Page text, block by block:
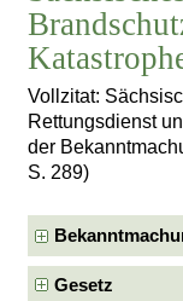
Vollzitat:
Rettungsdienst
der
S. 289)
Gesetz